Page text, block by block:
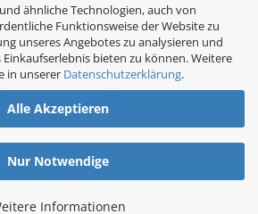
ähnliche Technologien, auch von
Funktionsweise der Website zu
unseres Angebotes zu analysieren und
bieten zu können. Weitere
in unserer Datenschutzerklärung.
Alle Akzeptieren
Nur Notwendige
Informationen